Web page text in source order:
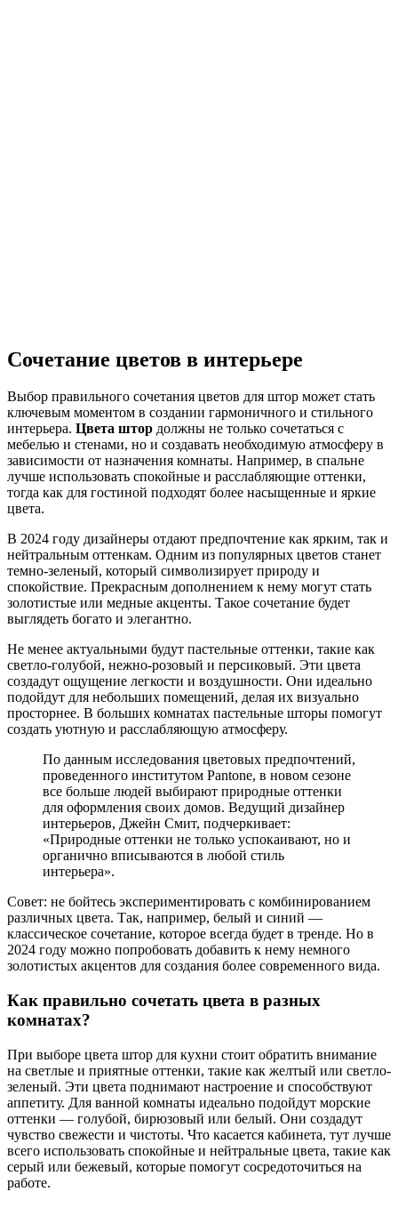
Сочетание цветов в интерьере
Выбор правильного сочетания цветов для штор может стать
ключевым моментом в создании гармоничного и стильного
интерьера. Цвета штор должны не только сочетаться с
мебелью и стенами, но и создавать необходимую атмосферу в
зависимости от назначения комнаты. Например, в спальне
лучше использовать спокойные и расслабляющие оттенки,
тогда как для гостиной подходят более насыщенные и яркие
цвета.
В 2024 году дизайнеры отдают предпочтение как ярким, так и
нейтральным оттенкам. Одним из популярных цветов станет
темно-зеленый, который символизирует природу и
спокойствие. Прекрасным дополнением к нему могут стать
золотистые или медные акценты. Такое сочетание будет
выглядеть богато и элегантно.
Не менее актуальными будут пастельные оттенки, такие как
светло-голубой, нежно-розовый и персиковый. Эти цвета
создадут ощущение легкости и воздушности. Они идеально
подойдут для небольших помещений, делая их визуально
просторнее. В больших комнатах пастельные шторы помогут
создать уютную и расслабляющую атмосферу.
По данным исследования цветовых предпочтений,
проведенного институтом Pantone, в новом сезоне
все больше людей выбирают природные оттенки
для оформления своих домов. Ведущий дизайнер
интерьеров, Джейн Смит, подчеркивает:
«Природные оттенки не только успокаивают, но и
органично вписываются в любой стиль
интерьера».
Совет: не бойтесь экспериментировать с комбинированием
различных цвета. Так, например, белый и синий —
классическое сочетание, которое всегда будет в тренде. Но в
2024 году можно попробовать добавить к нему немного
золотистых акцентов для создания более современного вида.
Как правильно сочетать цвета в разных
комнатах?
При выборе цвета штор для кухни стоит обратить внимание
на светлые и приятные оттенки, такие как желтый или светло-
зеленый. Эти цвета поднимают настроение и способствуют
аппетиту. Для ванной комнаты идеально подойдут морские
оттенки — голубой, бирюзовый или белый. Они создадут
чувство свежести и чистоты. Что касается кабинета, тут лучше
всего использовать спокойные и нейтральные цвета, такие как
серый или бежевый, которые помогут сосредоточиться на
работе.